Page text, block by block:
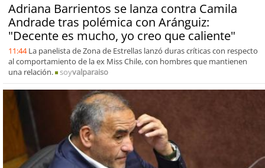
Adriana Barrientos se lanza contra Camila
Andrade tras polémica con Aránguiz:
"Decente es mucho, yo creo que caliente"
11:44 La panelista de Zona de Estrellas lanzó duras críticas con respecto
al comportamiento de la ex Miss Chile, con hombres que mantienen
una relación.
soyvalparaiso